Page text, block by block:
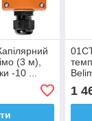
(3 м),
-10 ...
1